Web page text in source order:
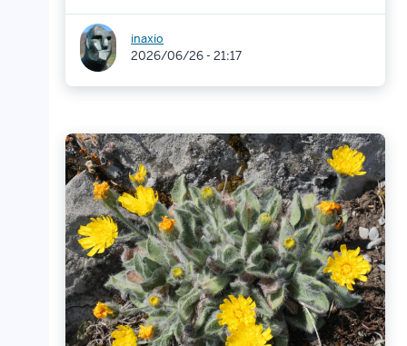
inaxio
2026/06/26 - 21:17